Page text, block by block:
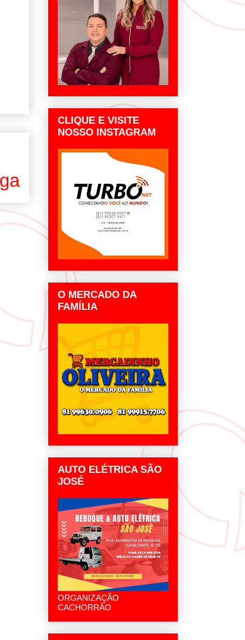
CLIQUE E VISITE
NOSSO INSTAGRAM
O MERCADO DA
FAMÍLIA
AUTO ELÉTRICA SÃO
JOSÉ
ORGANIZAÇÃO
CACHORRÃO